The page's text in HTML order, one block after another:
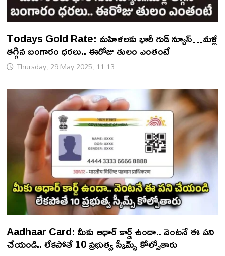
Todays Gold Rate: మహిళలకు భారీ గుడ్ న్యూస్…మళ్లీ
తగ్గిన బంగారం ధరలు.. ఈరోజు తులం ఎంతంటే
Thursday, 29 May 2025, 11:13
Aadhaar Card: మీకు ఆధార్ కార్డ్ ఉందా.. వెంటనే ఈ పని
చేయండి.. లేకపోతే 10 ప్రభుత్వ స్కీమ్స్ కోల్పోతారు